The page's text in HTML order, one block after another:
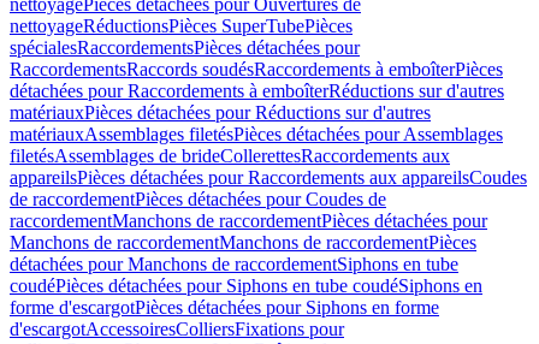
nettoyagePièces détachées pour Ouvertures de
nettoyageRéductionsPièces SuperTubePièces
spécialesRaccordementsPièces détachées pour
RaccordementsRaccords soudésRaccordements à emboîterPièces
détachées pour Raccordements à emboîterRéductions sur d'autres
matériauxPièces détachées pour Réductions sur d'autres
matériauxAssemblages filetésPièces détachées pour Assemblages
filetésAssemblages de brideCollerettesRaccordements aux
appareilsPièces détachées pour Raccordements aux appareilsCoudes
de raccordementPièces détachées pour Coudes de
raccordementManchons de raccordementPièces détachées pour
Manchons de raccordementManchons de raccordementPièces
détachées pour Manchons de raccordementSiphons en tube
coudéPièces détachées pour Siphons en tube coudéSiphons en
forme d'escargotPièces détachées pour Siphons en forme
d'escargotAccessoiresColliersFixations pour